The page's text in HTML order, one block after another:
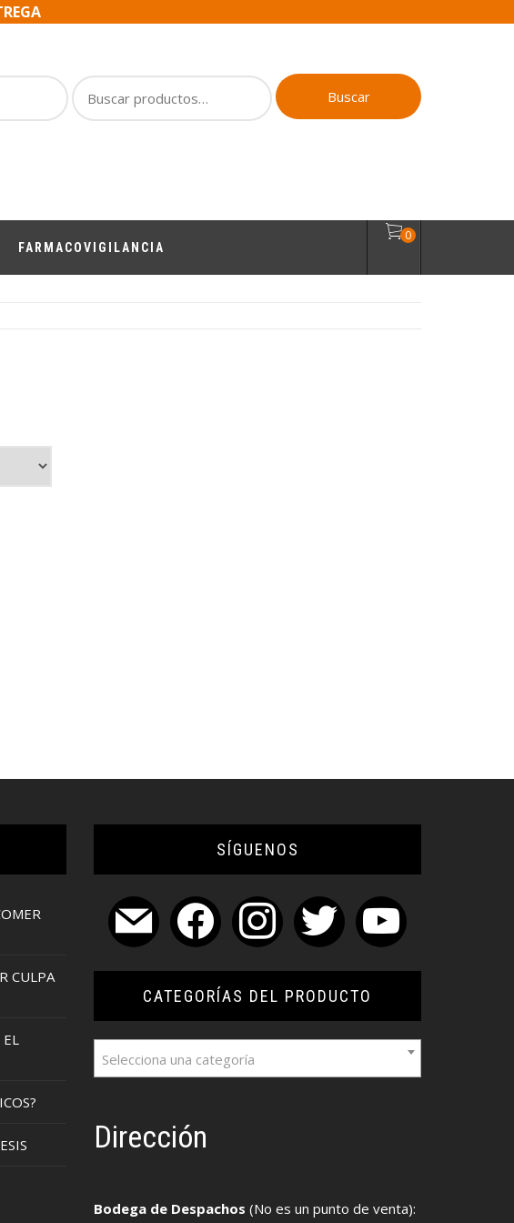
Buscar
Por
Buscar
FARMACOVIGILANCIA
0
CULPA
SÍGUENOS
mail facebook instagram twitter youtube
CATEGORÍAS DEL PRODUCTO
Selecciona una categoría
Dirección
Bodega de Despachos (No es un punto de venta):